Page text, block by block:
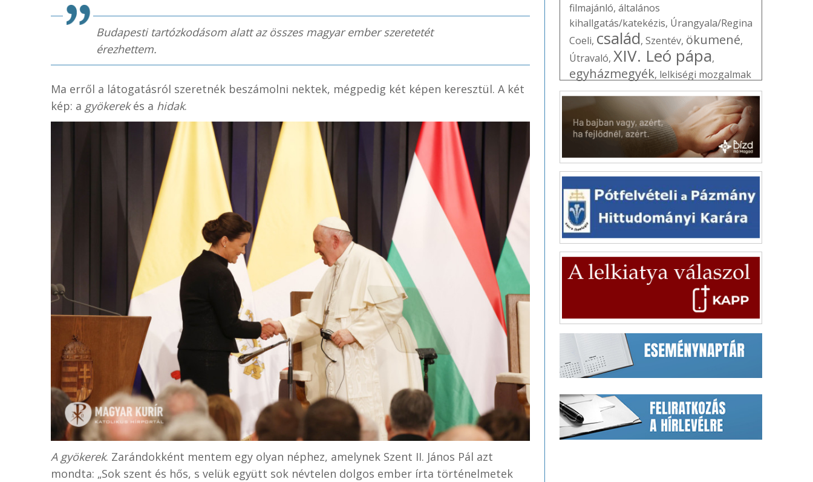
Budapesti tartózkodásom alatt az összes magyar ember szeretetét
érezhettem.
Ma erről a látogatásról szeretnék beszámolni nektek, mégpedig két képen keresztül. A két
kép: a gyökerekés a hidak.
A gyökerek. Zarándokként mentem egy olyan néphez, amelynek Szent II. János Pál azt
mondta: „Sok szent és hős, s velük együtt sok névtelen dolgos ember írta történelmetek
filmajánló, általános
kihallgatás/katekézis, Úrangyala/Regina
Coeli, család, Szentév, ökumené,
Útravaló, XIV. Leó pápa,
egyházmegyék, lelkiségi mozgalmak